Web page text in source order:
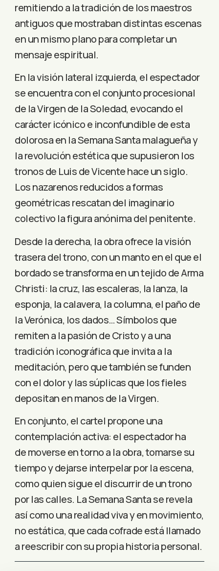
remitiendo a la tradición de los maestros
antiguos que mostraban distintas escenas
en un mismo plano para completar un
mensaje espiritual.
En la visión lateral izquierda, el espectador
se encuentra con el conjunto procesional
de la Virgen de la Soledad, evocando el
carácter icónico e inconfundible de esta
dolorosa en la Semana Santa malagueña y
la revolución estética que supusieron los
tronos de Luis de Vicente hace un siglo.
Los nazarenos reducidos a formas
geométricas rescatan del imaginario
colectivo la figura anónima del penitente.
Desde la derecha, la obra ofrece la visión
trasera del trono, con un manto en el que el
bordado se transforma en un tejido de Arma
Christi: la cruz, las escaleras, la lanza, la
esponja, la calavera, la columna, el paño de
la Verónica, los dados… Símbolos que
remiten a la pasión de Cristo y a una
tradición iconográfica que invita a la
meditación, pero que también se funden
con el dolor y las súplicas que los fieles
depositan en manos de la Virgen.
En conjunto, el cartel propone una
contemplación activa: el espectador ha
de moverse en torno a la obra, tomarse su
tiempo y dejarse interpelar por la escena,
como quien sigue el discurrir de un trono
por las calles. La Semana Santa se revela
así como una realidad viva y en movimiento,
no estática, que cada cofrade está llamado
a reescribir con su propia historia personal.